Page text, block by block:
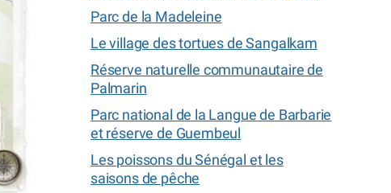
Parc de la Madeleine
Le village des tortues de Sangalkam
Réserve naturelle communautaire de
Palmarin
Parc national de la Langue de Barbarie
et réserve de Guembeul
Les poissons du Sénégal et les
saisons de pêche